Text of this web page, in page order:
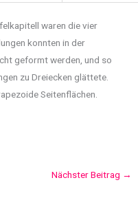
waren die vier
konnten in der
geformt werden, und so
zu Dreiecken glättete.
Seitenflächen.
Nächster Beitrag →